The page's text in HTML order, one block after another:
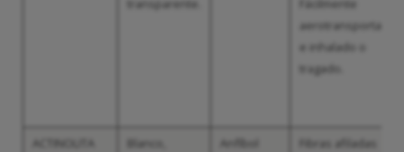
transparente.
aerotransportado
e inhalado o
tragado.
ACTINOLITA
Blanco,
Anfíbol
Fibras afiladas